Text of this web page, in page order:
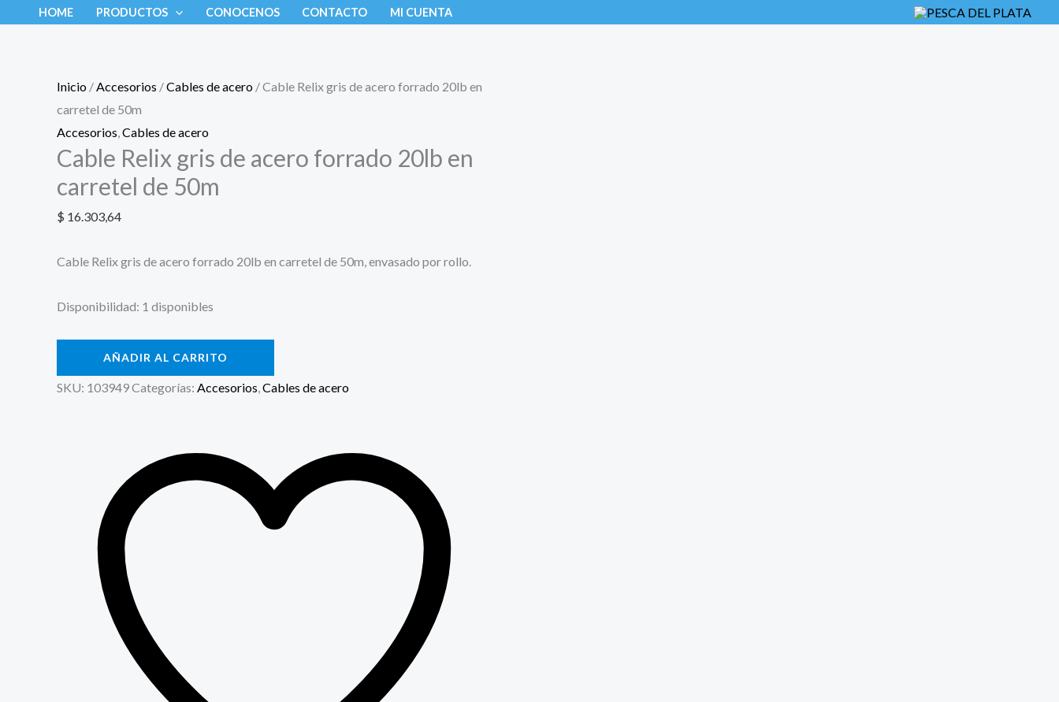
HOME PRODUCTOS CONOCENOS CONTACTO MI CUENTA
Inicio /Accesorios /Cables de acero / Cable Relix gris de acero forrado 20lb en
carretel de 50m
Accesorios,Cables de acero
Cable Relix gris de acero forrado 20lb en
carretel de 50m
$ 16.303,64
Cable Relix gris de acero forrado 20lb en carretel de 50m, envasado por rollo.
Disponibilidad: 1 disponibles
Cable
de
forrado
20lb
en
carretel
de
cantidad
AÑADIR AL CARRITO
SKU: 103949Categorías: Accesorios,Cables de acero